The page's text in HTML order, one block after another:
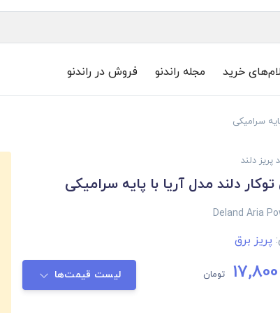
خرید مجله راندنو فروش در راندنو
سرامیکی
پریز دلند
توکار دلند مدل آریا با پایه سرامیکی
Deland Aria
پریز برق
17,800 تومان لیست قیمت‌ها